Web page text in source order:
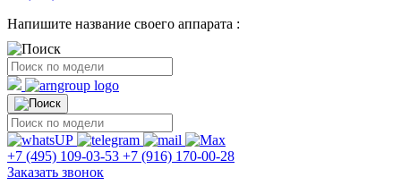
Напишите название своего аппарата :
+7 (495) 109-03-53 +7 (916) 170-00-28
Заказать звонок